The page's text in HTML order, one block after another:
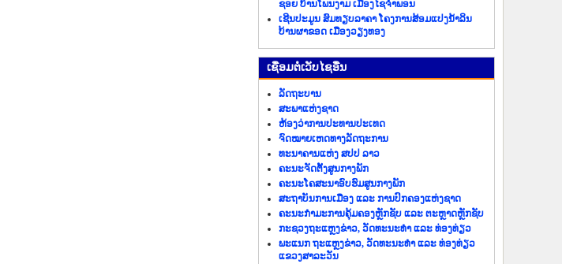
ຊອຍ ບ້ານໂພນງາມ ເມືອງໄຊຈຳພອນ
ເຊີນປະມູນ ສົມທຽບລາຄາ ໂຄງການສ້ອມແປງນ້ຳລິນ
ບ້ານຜາຂອດ ເມືອງວຽງທອງ
​ເຊື່ອມ​ຕໍ່​ເວັບ​ໄຊ​ອື່ນ
ລັດ​ຖະ​ບານ
ສະພາແຫ່ງຊາດ
ຫ້ອງວ່າການປະທານປະເທດ
ຈົດໝາຍເຫດທາງລັດຖະການ
ທະນາຄານແຫ່ງ ສປປ ລາວ
ຄະນະຈັດຕັ້ງສູນກາງພັກ
ຄະນະໂຄສະນາອົບຮົມສູນກາງພັກ
ສະຖາບັນການເມືອງ ແລະ ການປົກຄອງແຫ່ງຊາດ
ຄະນະ​ກຳມະການ​ຄຸ້ມ​ຄອງ​ຫຼັກ​ຊັບ ແລະ ຕະຫຼາດຫຼັກຊັບ
ກະຊວງຖະແຫຼງຂ່າວ, ວັດທະນະທຳ ແລະ ທ່ອງທ່ຽວ
ພະແນກ ຖະແຫຼງຂ່າວ, ວັດທະນະທຳ ແລະ ທ່ອງທ່ຽວ
ແຂວງສາລະວັນ